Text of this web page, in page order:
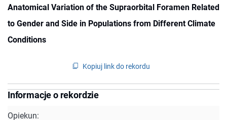
Anatomical Variation of the Supraorbital Foramen Related
to Gender and Side in Populations from Different Climate
Conditions
Kopiuj link do rekordu
Informacje o rekordzie
Opiekun: